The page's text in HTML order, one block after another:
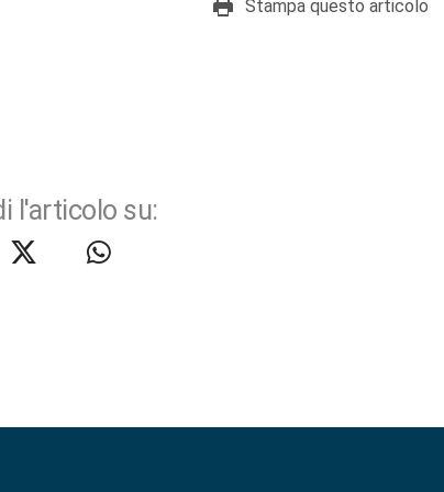
Stampa questo articolo
l'articolo su: